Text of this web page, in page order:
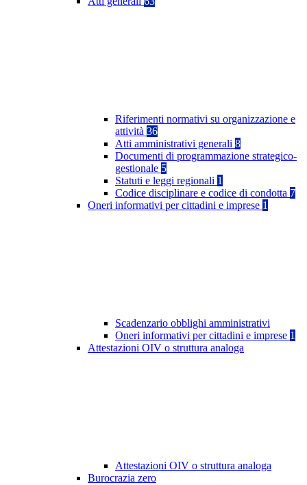
Riferimenti normativi su organizzazione e
attività 36
Atti amministrativi generali 8
Documenti di programmazione strategico-
gestionale 5
Statuti e leggi regionali 1
Codice disciplinare e codice di condotta 7
Oneri informativi per cittadini e imprese 1
Scadenzario obblighi amministrativi
Oneri informativi per cittadini e imprese 1
Attestazioni OIV o struttura analoga
Attestazioni OIV o struttura analoga
Burocrazia zero